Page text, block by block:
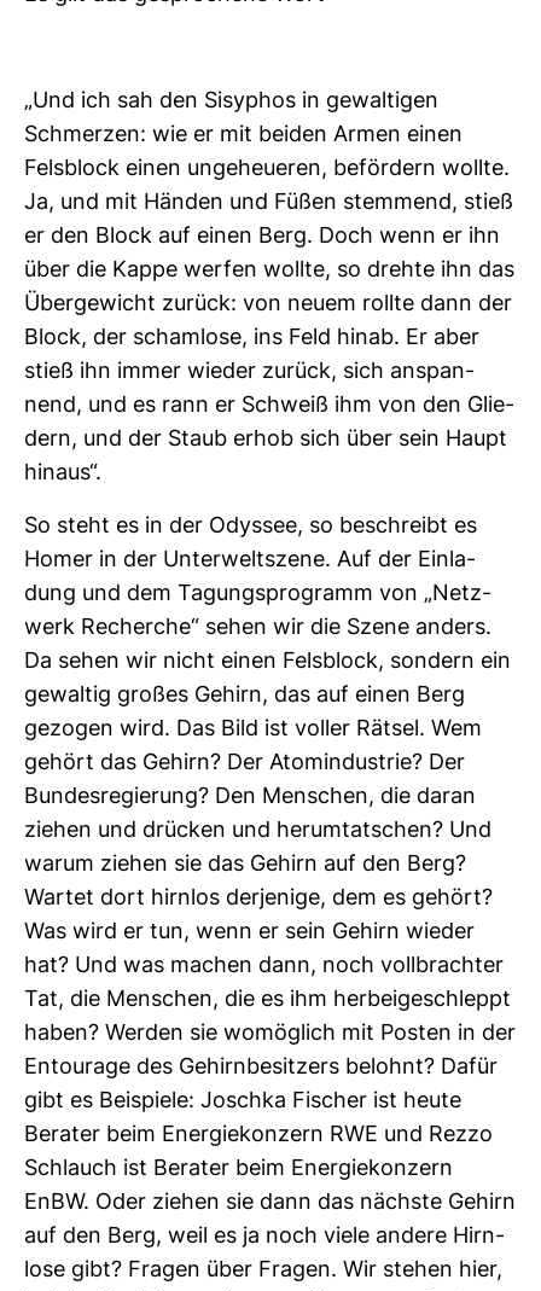
„Und ich sah den Sisy­phos in gewal­tigen
Schmerzen: wie er mit beiden Armen einen
Fels­block einen unge­heueren, beför­dern wollte.
Ja, und mit Händen und Füßen stem­mend, stieß
er den Block auf einen Berg. Doch wenn er ihn
über die Kappe werfen wollte, so drehte ihn das
Über­ge­wicht zurück: von neuem rollte dann der
Block, der scham­lose, ins Feld hinab. Er aber
stieß ihn immer wieder zurück, sich anspan­
nend, und es rann er Schweiß ihm von den Glie­
dern, und der Staub erhob sich über sein Haupt
hinaus“.
So steht es in der Odyssee, so beschreibt es
Homer in der Unter­welt­szene. Auf der Ein­la­
dung und dem Tagungs­pro­gramm von „Netz­
werk Recherche“ sehen wir die Szene anders.
Da sehen wir nicht einen Fels­block, son­dern ein
gewaltig großes Gehirn, das auf einen Berg
gezogen wird. Das Bild ist voller Rätsel. Wem
gehört das Gehirn? Der Atom­in­dus­trie? Der
Bun­des­re­gie­rung? Den Men­schen, die daran
ziehen und drü­cken und her­um­tat­schen? Und
warum ziehen sie das Gehirn auf den Berg?
Wartet dort hirnlos der­je­nige, dem es gehört?
Was wird er tun, wenn er sein Gehirn wieder
hat? Und was machen dann, noch voll­brachter
Tat, die Men­schen, die es ihm her­bei­ge­schleppt
haben? Werden sie womög­lich mit Posten in der
Entou­rage des Gehirn­be­sit­zers belohnt? Dafür
gibt es Bei­spiele: Joschka Fischer ist heute
Berater beim Ener­gie­kon­zern RWE und Rezzo
Schlauch ist Berater beim Ener­gie­kon­zern
EnBW. Oder ziehen sie dann das nächste Gehirn
auf den Berg, weil es ja noch viele andere Hirn­
lose gibt? Fragen über Fragen. Wir stehen hier,